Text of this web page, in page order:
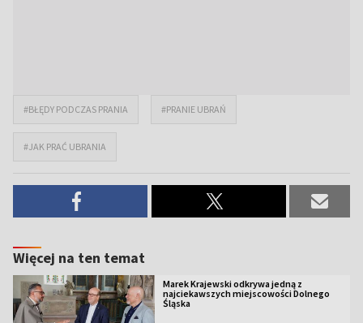
#BŁĘDY PODCZAS PRANIA #PRANIE UBRAŃ
#JAK PRAĆ UBRANIA
Więcej na ten temat
Marek Krajewski odkrywa jedną z
najciekawszych miejscowości Dolnego
Śląska